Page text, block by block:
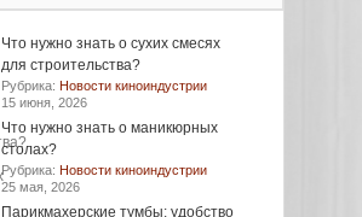
Что нужно знать о сухих смесях
для строительства?
Рубрика: Новости киноиндустрии
15 июня, 2026
Что нужно знать о маникюрных
столах?
Рубрика: Новости киноиндустрии
25 мая, 2026
Парикмахерские тумбы: удобство